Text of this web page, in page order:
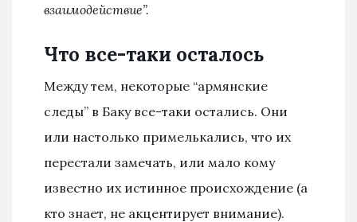
взаимодействие”.
Что все-таки осталось
Между тем, некоторые “армянские
следы” в Баку все-таки остались. Они
или настолько примелькались, что их
перестали замечать, или мало кому
известно их истинное происхождение (а
кто знает, не акцентирует внимание).